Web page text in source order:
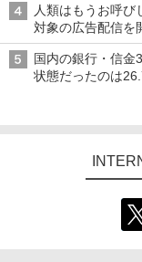
人類はもうお呼び
対象の広告配信を
国内の銀行・信金
状態だったのは